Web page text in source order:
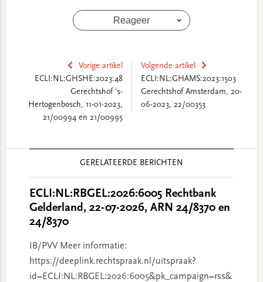
Reageer
Vorige artikel
ECLI:NL:GHSHE:2023:48
Gerechtshof 's-
Hertogenbosch, 11-01-2023,
21/00994 en 21/00995
Volgende artikel
ECLI:NL:GHAMS:2023:1503
Gerechtshof Amsterdam, 20-
06-2023, 22/00353
GERELATEERDE BERICHTEN
ECLI:NL:RBGEL:2026:6005 Rechtbank
Gelderland, 22-07-2026, ARN 24/8370 en
24/8370
IB/PVV Meer informatie:
https://deeplink.rechtspraak.nl/uitspraak?
id=ECLI:NL:RBGEL:2026:6005&pk_campaign=rss&